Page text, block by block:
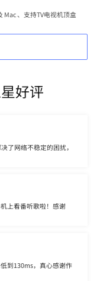
、支持TV电视机顶盒
好评
了网络不稳定的困扰，
上看番听歌啦！感谢
到130ms，真心感谢作